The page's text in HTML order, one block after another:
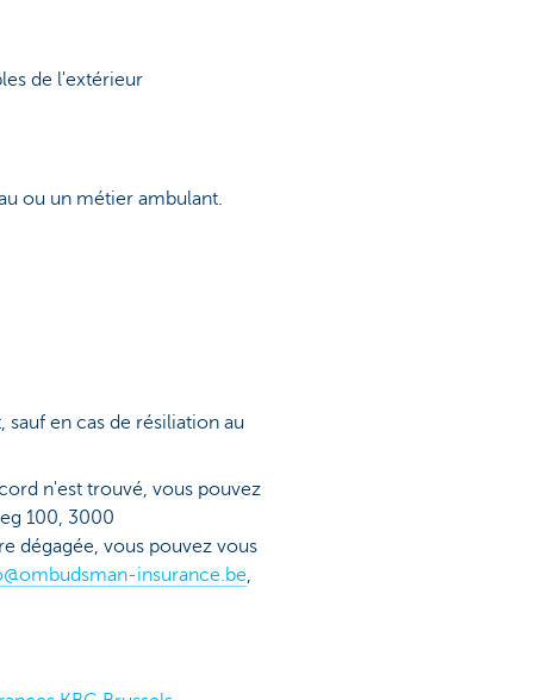
de l'extérieur
ou un métier ambulant.
sauf en cas de résiliation au
n'est trouvé, vous pouvez
100, 3000
dégagée, vous pouvez vous
insurance.be